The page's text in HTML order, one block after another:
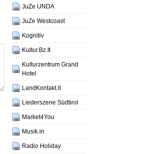
JuZe UNDA
JuZe Westcoast
Kognitiv
Kultur.Bz.It
Kulturzentrum Grand
Hotel
LandKontakt.it
Liederszene Südtirol
Market4You
Musik.in
Radio Holiday